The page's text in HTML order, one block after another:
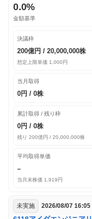
0.0%
金額基準
決議枠
200億円 / 20,000,000株
想定上限単価 1,000円
当月取得
0円 / 0株
累計取得 / 残り枠
0円 / 0株
残り 200億円 / 20,000,000株
平均取得単価
–
当月末株価 1,919円
未実施 2026/08/07 16:05